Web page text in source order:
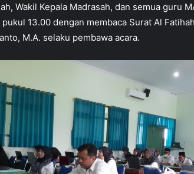
Wakil Kepala Madrasah, dan semua guru
13.00 dengan membaca Surat Al
M.A. selaku pembawa acara.